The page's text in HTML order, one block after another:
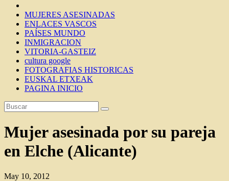
MUJERES ASESINADAS
ENLACES VASCOS
PAÍSES MUNDO
INMIGRACION
VITORIA-GASTEIZ
cultura google
FOTOGRAFIAS HISTORICAS
EUSKAL ETXEAK
PAGINA INICIO
Mujer asesinada por su pareja
en Elche (Alicante)
May 10, 2012